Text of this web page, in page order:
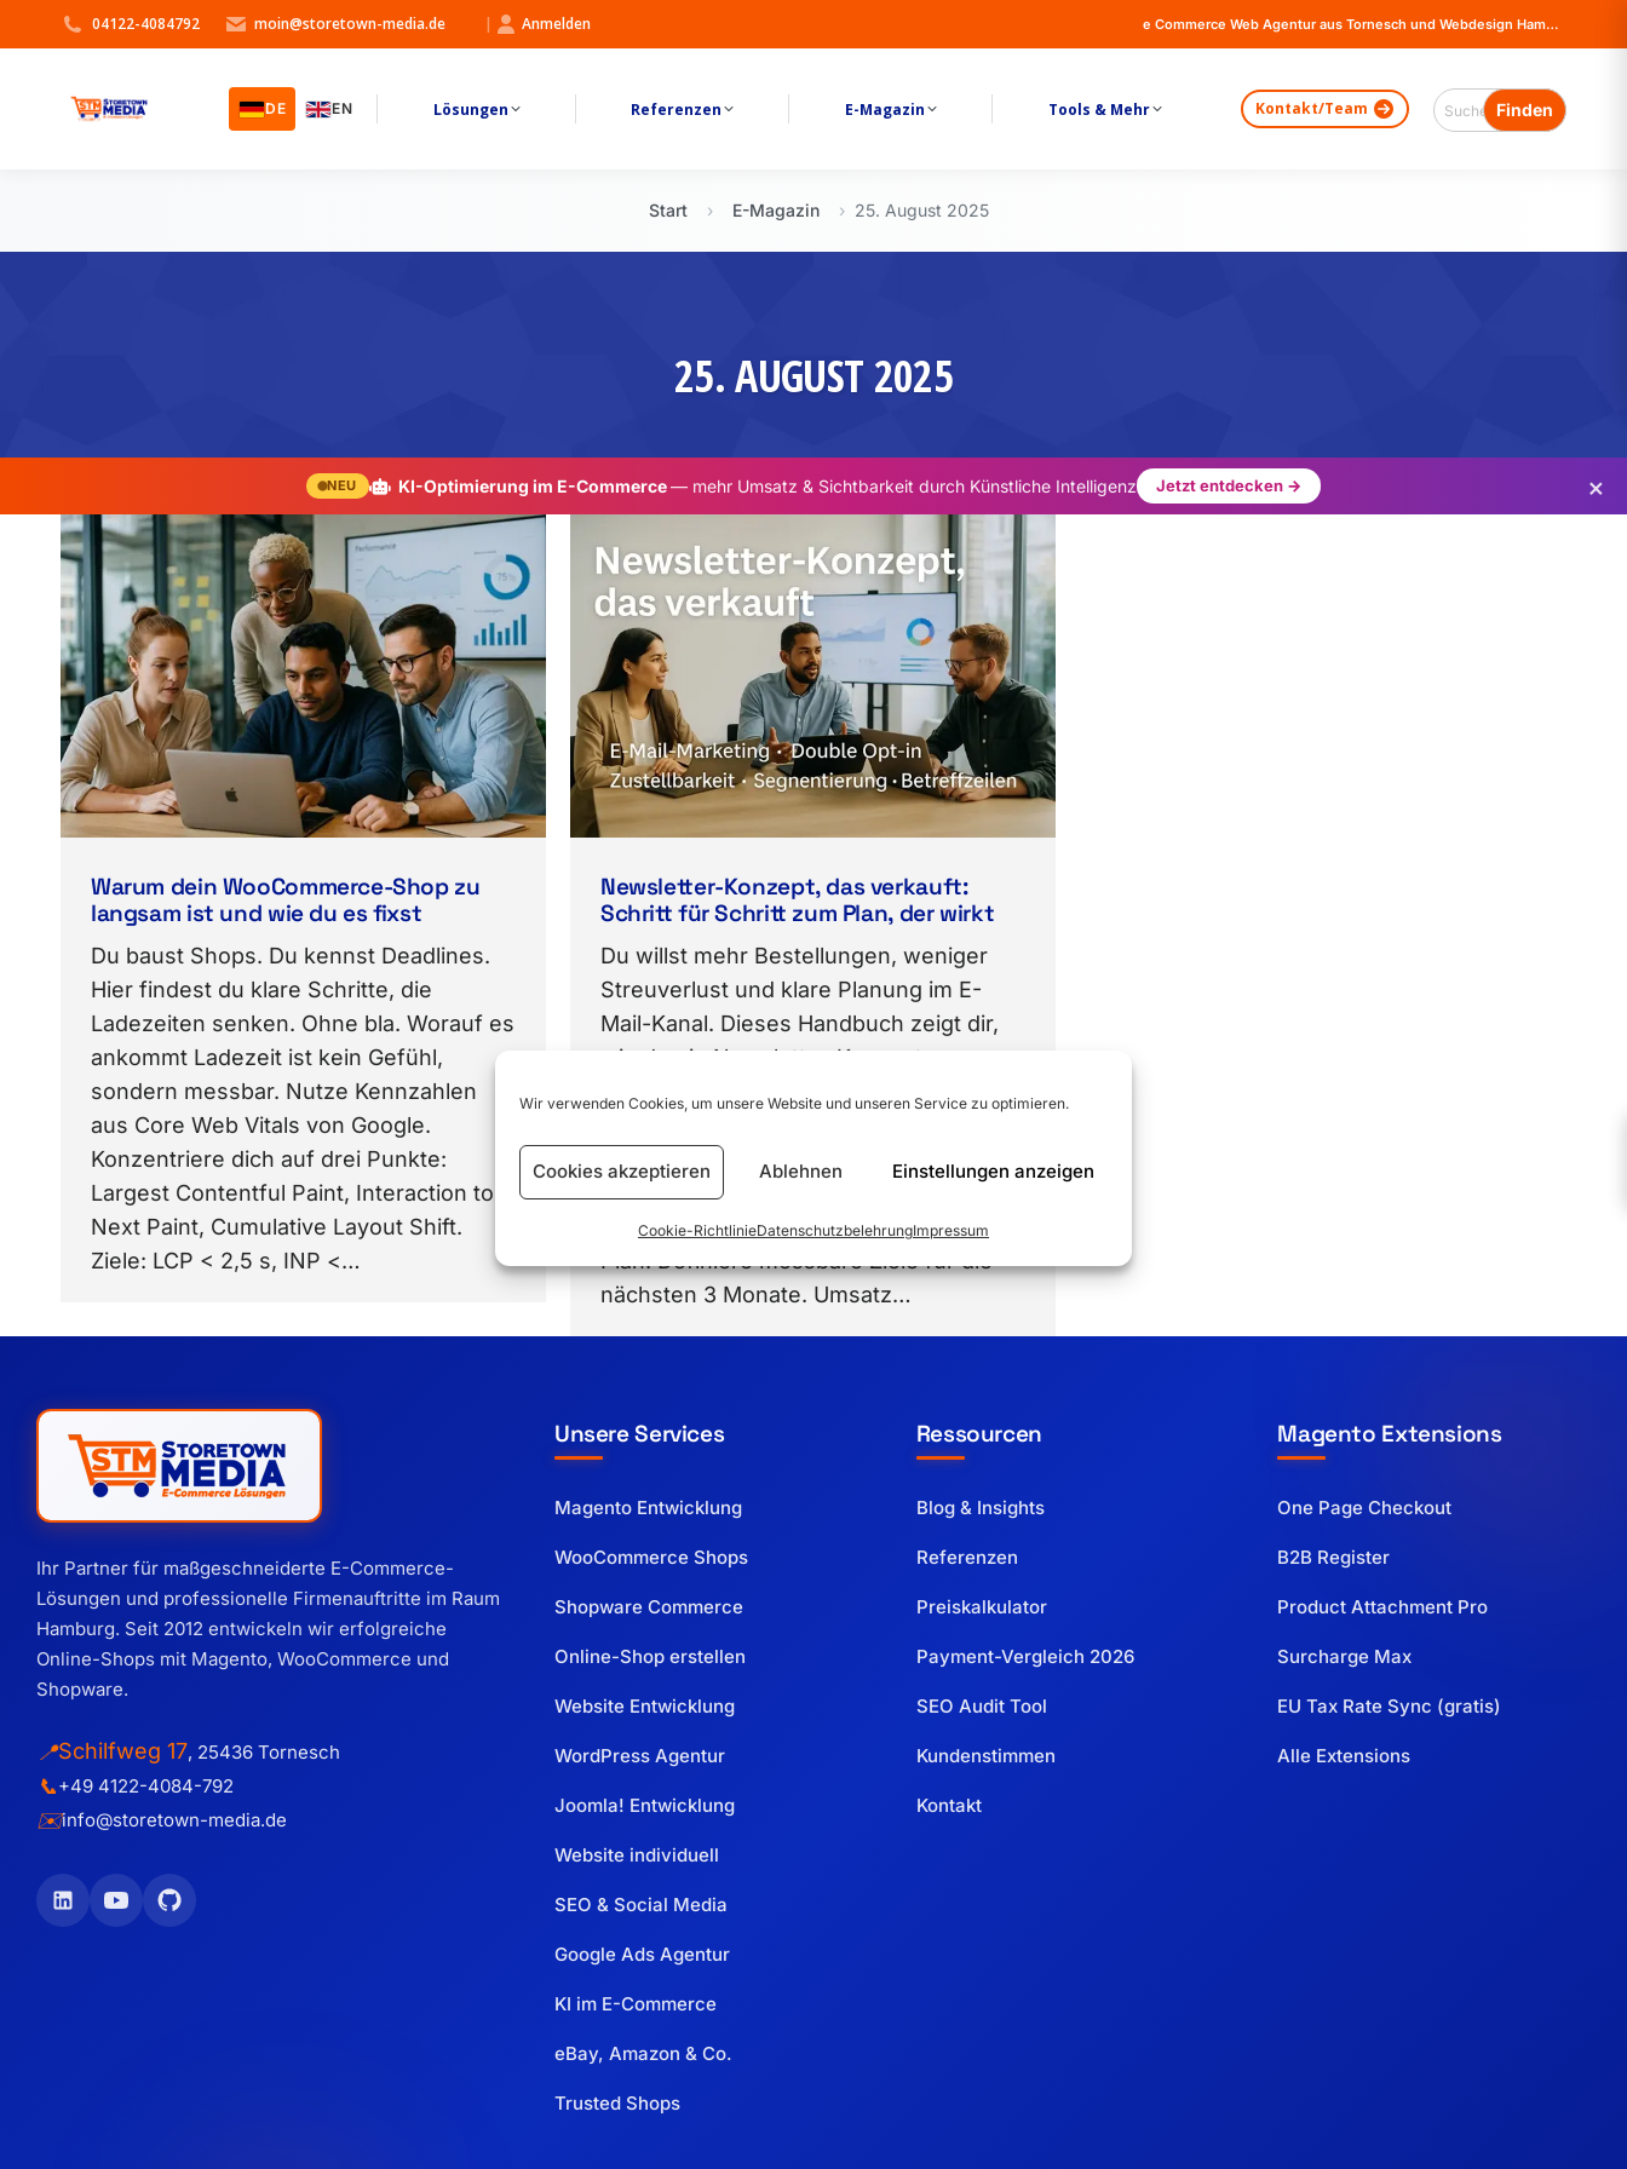
Wir verwenden Cookies, um unsere Website und unseren Service zu optimieren.
Cookies akzeptieren Ablehnen Einstellungen anzeigen
Cookie-RichtlinieDatenschutzbelehrungImpressum
04122-4084792 moin@storetown-media.de | Anmelden e Commerce Web Agentur aus Tornesch und Webdesign Hamburg - Online Shops, Firma Website Erstellung - Magento - Wordpress - WooCommerce
DE EN Lösungen Referenzen E-Magazin Tools & Mehr Kontakt/Team
Start › E-Magazin › 25. August 2025
NEU KI-Optimierung im E-Commerce— mehr Umsatz & Sichtbarkeit durch Künstliche Intelligenz Jetzt entdecken → ×
25. AUGUST 2025
Warum dein WooCommerce-Shop zu
langsam ist und wie du es fixst
Du baust Shops. Du kennst Deadlines.
Hier findest du klare Schritte, die
Ladezeiten senken. Ohne bla. Worauf es
ankommt Ladezeit ist kein Gefühl,
sondern messbar. Nutze Kennzahlen
aus Core Web Vitals von Google.
Konzentriere dich auf drei Punkte:
Largest Contentful Paint, Interaction to
Next Paint, Cumulative Layout Shift.
Ziele: LCP < 2,5 s, INP <…
Newsletter-Konzept, das verkauft:
Schritt für Schritt zum Plan, der wirkt
Du willst mehr Bestellungen, weniger
Streuverlust und klare Planung im E-
Mail-Kanal. Dieses Handbuch zeigt dir,
wie du ein Newsletter-Konzept
aufbaust, das konstant Umsatz bringt.
Vorlagen und Checklisten. Du kannst
jeden Punkt heute starten. 1. Ziel klären,
Kennzahlen festlegen Ohne Ziel kein
Plan. Definiere messbare Ziele für die
nächsten 3 Monate. Umsatz…
Ihr Partner für maßgeschneiderte E-Commerce-
Lösungen und professionelle Firmenauftritte im Raum
Hamburg. Seit 2012 entwickeln wir erfolgreiche
Online-Shops mit Magento, WooCommerce und
Shopware.
📍Schilfweg 17, 25436 Tornesch
📞+49 4122-4084-792
✉️info@storetown-media.de
Unsere Services
Magento Entwicklung
WooCommerce Shops
Shopware Commerce
Online-Shop erstellen
Website Entwicklung
WordPress Agentur
Joomla! Entwicklung
Website individuell
SEO & Social Media
Google Ads Agentur
KI im E-Commerce
eBay, Amazon & Co.
Trusted Shops
Ressourcen
Blog & Insights
Referenzen
Preiskalkulator
Payment-Vergleich 2026
SEO Audit Tool
Kundenstimmen
Kontakt
Magento Extensions
One Page Checkout
B2B Register
Product Attachment Pro
Surcharge Max
EU Tax Rate Sync (gratis)
Alle Extensions